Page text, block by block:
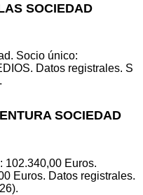
SOCIEDAD
Socio único:
Datos registrales. S
SOCIEDAD
102.340,00 Euros.
Euros. Datos registrales.